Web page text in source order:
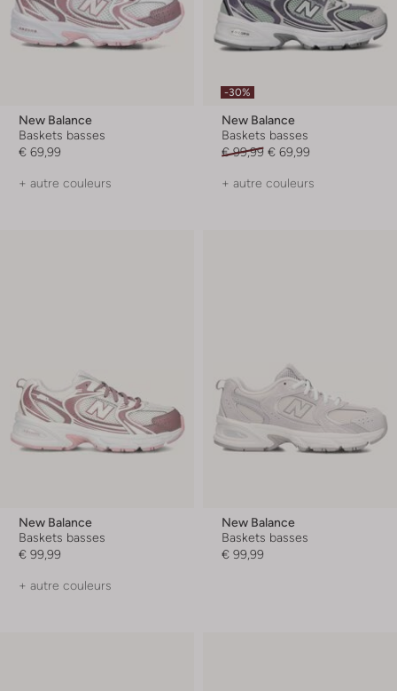
New Balance
Baskets basses
€ 69,99
+ autre couleurs
-30%
New Balance
Baskets basses
€ 99,99 € 69,99
+ autre couleurs
New Balance
Baskets basses
€ 99,99
+ autre couleurs
New Balance
Baskets basses
€ 99,99